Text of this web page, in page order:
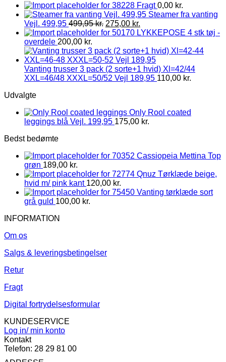
Fragt 0,00 kr.
Steamer fra vanting
Vejl. 499,95 499,95kr. 275,00 kr.
LYKKEPOSE 4 stk tøj -
overdele 200,00 kr.
Vanting trusser 3 pack (2 sorte+1 hvid) Xl=42/44
XXL=46/48 XXXL=50/52 Vejl 189,95 110,00 kr.
Udvalgte
Only Rool coated
leggings blå Vejl. 199,95 175,00 kr.
Bedst bedømte
Cassiopeia Mettina Top
grøn 189,00 kr.
Qnuz Tørklæde beige,
hvid m/ pink kant 120,00 kr.
Vanting tørklæde sort
grå guld 100,00 kr.
INFORMATION
Om os
Salgs & leveringsbetingelser
Retur
Fragt
Digital fortrydelsesformular
KUNDESERVICE
Log in/ min konto
Kontakt
Telefon: 28 29 81 00